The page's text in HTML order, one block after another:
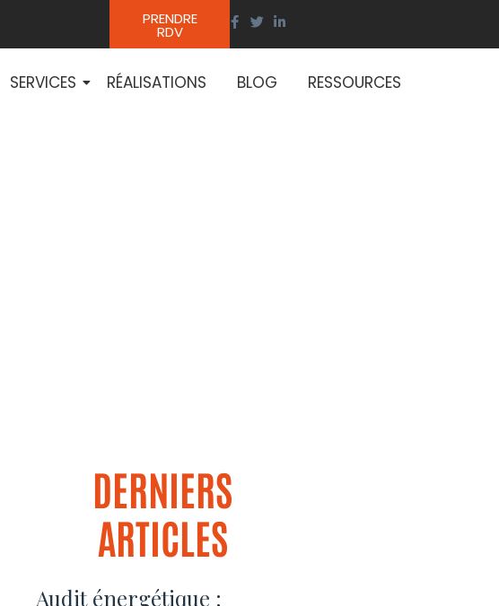
PRENDRE
RDV
SERVICES RÉALISATIONS BLOG RESSOURCES
DERNIERS
ARTICLES
Audit énergétique :